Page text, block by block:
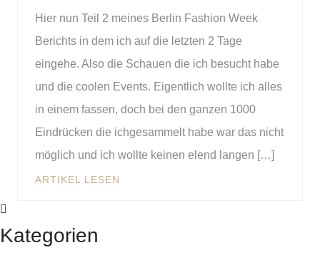
Hier nun Teil 2 meines Berlin Fashion Week
Berichts in dem ich auf die letzten 2 Tage
eingehe. Also die Schauen die ich besucht habe
und die coolen Events. Eigentlich wollte ich alles
in einem fassen, doch bei den ganzen 1000
Eindrücken die ichgesammelt habe war das nicht
möglich und ich wollte keinen elend langen […]
ARTIKEL LESEN
Kategorien